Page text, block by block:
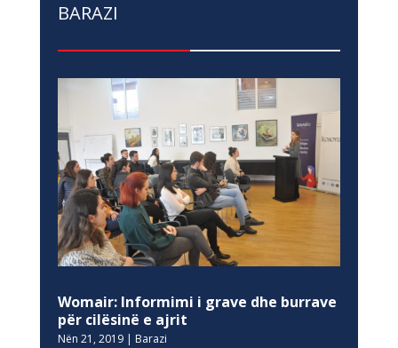
BARAZI
Womair: Informimi i grave dhe burrave
për cilësinë e ajrit
Nën 21, 2019| Barazi